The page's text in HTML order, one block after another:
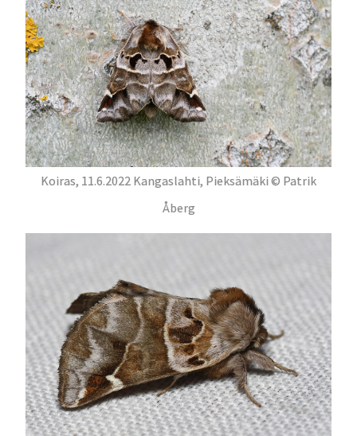
Koiras, 11.6.2022 Kangaslahti, Pieksämäki © Patrik
Åberg